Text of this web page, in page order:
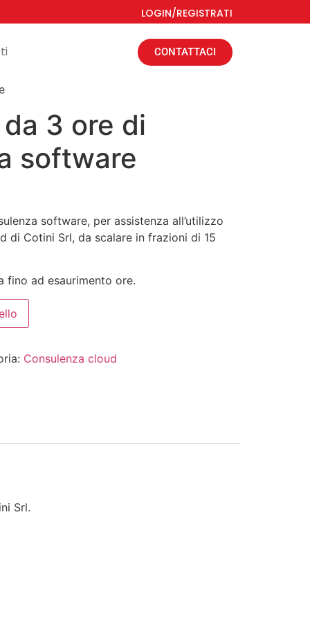
LOGIN/REGISTRATI
CONTATTACI
3 ore di
software
software, per assistenza all’utilizzo
di Cotini Srl, da scalare in frazioni di 15
fino ad esaurimento ore.
Consulenza cloud
Srl.